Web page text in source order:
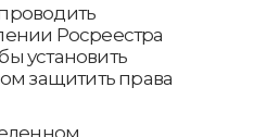
Росреестра
установить
защитить права